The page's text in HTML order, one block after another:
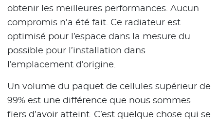
obtenir les meilleures performances. Aucun
compromis n’a été fait. Ce radiateur est
optimisé pour l’espace dans la mesure du
possible pour l’installation dans
l’emplacement d’origine.
Un volume du paquet de cellules supérieur de
99% est une différence que nous sommes
fiers d’avoir atteint. C’est quelque chose qui se